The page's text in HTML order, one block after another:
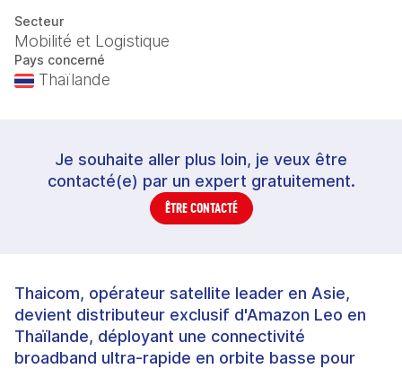
Secteur
Mobilité et Logistique
Pays concerné
Thaïlande
Je souhaite aller plus loin, je veux être
contacté(e) par un expert gratuitement.
ÊTRE CONTACTÉ
Thaicom, opérateur satellite leader en Asie,
devient distributeur exclusif d'Amazon Leo en
Thaïlande, déployant une connectivité
broadband ultra-rapide en orbite basse pour